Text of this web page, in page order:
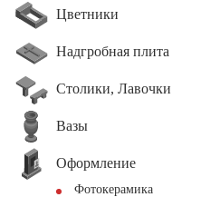
Цветники
Надгробная плита
Столики, Лавочки
Вазы
Оформление
Фотокерамика